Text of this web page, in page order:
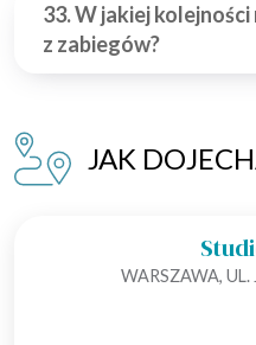
33. W jakiej
z zabiegów?
JAK
WARSZAWA,